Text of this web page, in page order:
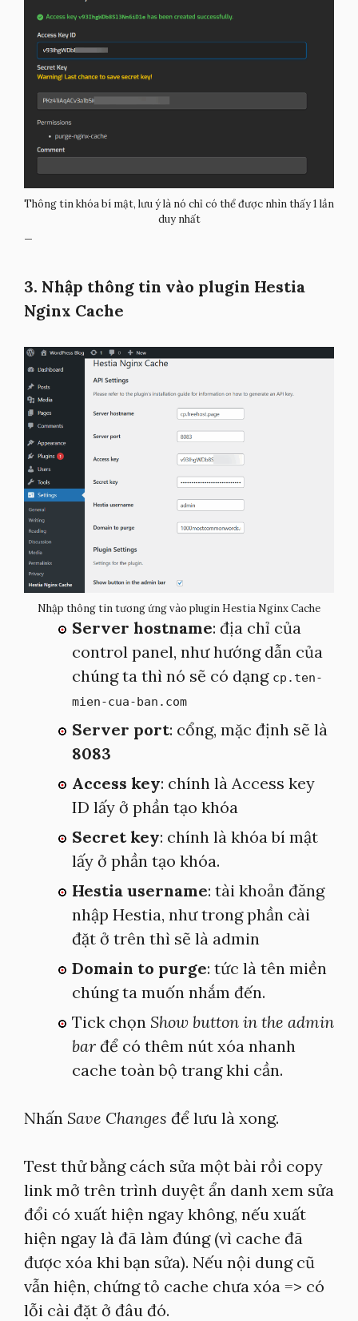
Thông tin khóa bí mật, lưu ý là nó chỉ có thể được nhìn thấy 1 lần
duy nhất
–
3. Nhập thông tin vào plugin Hestia
Nginx Cache
Nhập thông tin tương ứng vào plugin Hestia Nginx Cache
Server hostname: địa chỉ của
control panel, như hướng dẫn của
chúng ta thì nó sẽ có dạng cp.ten-
mien-cua-ban.com
Server port: cổng, mặc định sẽ là
8083
Access key: chính là Access key
ID lấy ở phần tạo khóa
Secret key: chính là khóa bí mật
lấy ở phần tạo khóa.
Hestia username: tài khoản đăng
nhập Hestia, như trong phần cài
đặt ở trên thì sẽ là admin
Domain to purge: tức là tên miền
chúng ta muốn nhắm đến.
Tick chọn Show button in the admin
bar để có thêm nút xóa nhanh
cache toàn bộ trang khi cần.
Nhấn Save Changes để lưu là xong.
Test thử bằng cách sửa một bài rồi copy
link mở trên trình duyệt ẩn danh xem sửa
đổi có xuất hiện ngay không, nếu xuất
hiện ngay là đã làm đúng (vì cache đã
được xóa khi bạn sửa). Nếu nội dung cũ
vẫn hiện, chứng tỏ cache chưa xóa => có
lỗi cài đặt ở đâu đó.